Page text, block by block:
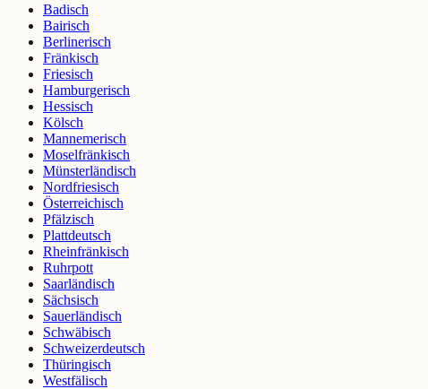
Badisch
Bairisch
Berlinerisch
Fränkisch
Friesisch
Hamburgerisch
Hessisch
Kölsch
Mannemerisch
Moselfränkisch
Münsterländisch
Nordfriesisch
Österreichisch
Pfälzisch
Plattdeutsch
Rheinfränkisch
Ruhrpott
Saarländisch
Sächsisch
Sauerländisch
Schwäbisch
Schweizerdeutsch
Thüringisch
Westfälisch